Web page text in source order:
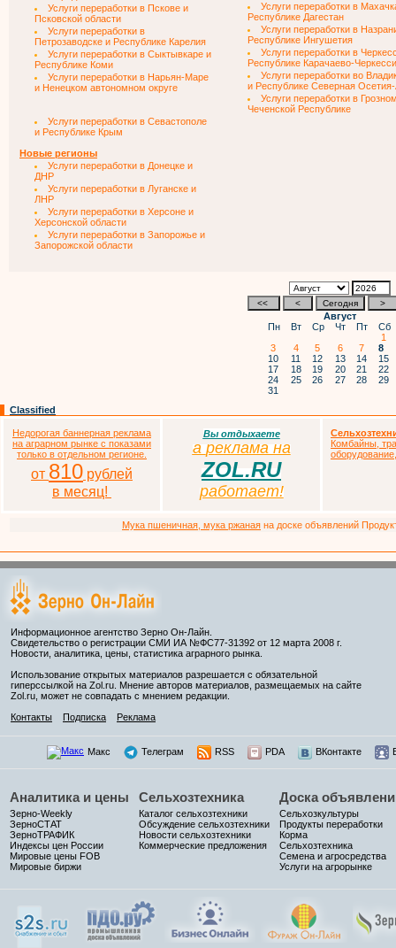
Услуги переработки в Пскове и
Псковской области
Услуги переработки в
Петрозаводске и Республике Карелия
Услуги переработки в Сыктывкаре и
Республике Коми
Услуги переработки в Нарьян-Маре
и Ненецком автономном округе
Услуги переработки в Севастополе
и Республике Крым
Новые регионы
Услуги переработки в Донецке и
ДНР
Услуги переработки в Луганске и
ЛНР
Услуги переработки в Херсоне и
Херсонской области
Услуги переработки в Запорожье и
Запорожской области
Услуги переработки в
Республике Дагестан
Услуги переработки в
Республике Ингушетия
Услуги переработки в
Республике Карачаево-
Услуги переработки во
и Республике Северная
Услуги переработки в
Чеченской Республике
Август
Пн
Вт Ср Чт Пт Сб
1
3
4 5 6 7 8
10
11 12 13 14 15
17
18 19 20 21 22
24
25 26 27 28 29
31
Classified
Недорогая баннерная реклама
на аграрном рынке с показами
только в отдельном регионе.
от 810 рублей
в месяц!
Вы отдыхаете
а реклама на
ZOL.RU
работает!
Комбайны,
Мука пшеничная, мука ржаная на доске объявлений
Информационное агентство Зерно Он-Лайн.
Свидетельство о регистрации СМИ ИА №ФС77-31392 от 12 марта 2008 г.
Новости, аналитика, цены, статистика аграрного рынка.
Использование открытых материалов разрешается с обязательной
гиперссылкой на Zol.ru. Мнение авторов материалов, размещаемых на сайте
Zol.ru, может не совпадать с мнением редакции.
Контакты
Подписка Реклама
Макс Телеграм RSS PDA ВКонтакте
Аналитика и цены
Зерно-Weekly
ЗерноСТАТ
ЗерноТРАФИК
Индексы цен России
Мировые цены FOB
Мировые биржи
Сельхозтехника
Каталог сельхозтехники
Обсуждение сельхозтехники
Новости сельхозтехники
Коммерческие предложения
Доска
Сельхозкультуры
Продукты переработки
Корма
Сельхозтехника
Семена и агросредства
Услуги на агрорынке